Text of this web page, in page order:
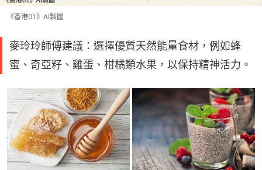
《香港01》AI製圖
麥玲玲師傅建議：選擇優質天然能量食材，例如蜂
蜜、奇亞籽、雞蛋、柑橘類水果，以保持精神活力。